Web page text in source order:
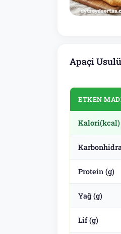
Apaçi
ETKEN
Kalori(kcal)
Protein (g)
Yağ (g)
Lif (g)